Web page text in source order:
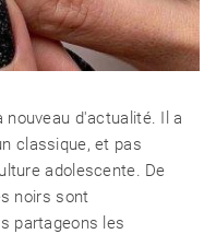
nouveau d'actualité. Il a
classique, et pas
adolescente. De
noirs sont
partageons les